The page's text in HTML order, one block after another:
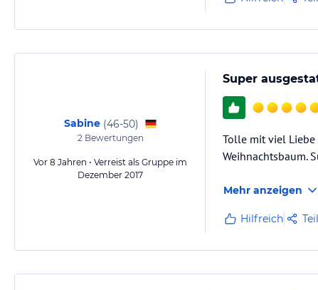
Sabine (46-50)
2Bewertungen
Vor 8 Jahren • Verreist als Gruppe im
Dezember 2017
Super
Tolle mit viel Liebe
Weihnachtsbaum.
Mehr anzeigen
Hilfreich